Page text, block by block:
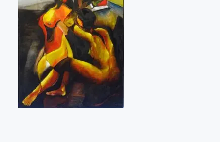
Qué dicen de nosotros?
Aviso legal
Política de cookies
Expositions
Bruit de gommettes Paris 2025